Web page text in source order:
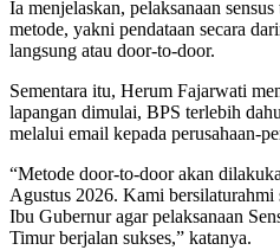
Ia menjelaskan, pelaksanaan
metode, yakni pendataan secara
langsung atau door-to-door.
Sementara itu, Herum Fajarwati
lapangan dimulai, BPS terlebih
melalui email kepada perusahaan-
“Metode door-to-door akan
Agustus 2026. Kami
Ibu Gubernur agar pelaksanaan
Timur berjalan sukses,” katanya.